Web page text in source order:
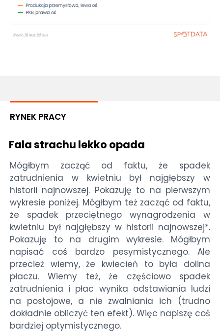
RYNEK PRACY
Fala strachu lekko opada
Mógłbym zacząć od faktu, że spadek
zatrudnienia w kwietniu był najgłębszy w
historii najnowszej. Pokazuję to na pierwszym
wykresie poniżej. Mógłbym też zacząć od faktu,
że spadek przeciętnego wynagrodzenia w
kwietniu był najgłębszy w historii najnowszej*.
Pokazuję to na drugim wykresie. Mógłbym
napisać coś bardzo pesymistycznego. Ale
przecież wiemy, że kwiecień to była dolina
płaczu. Wiemy też, że częściowo spadek
zatrudnienia i płac wynika odstawiania ludzi
na postojowe, a nie zwalniania ich (trudno
dokładnie obliczyć ten efekt). Więc napiszę coś
bardziej optymistycznego.